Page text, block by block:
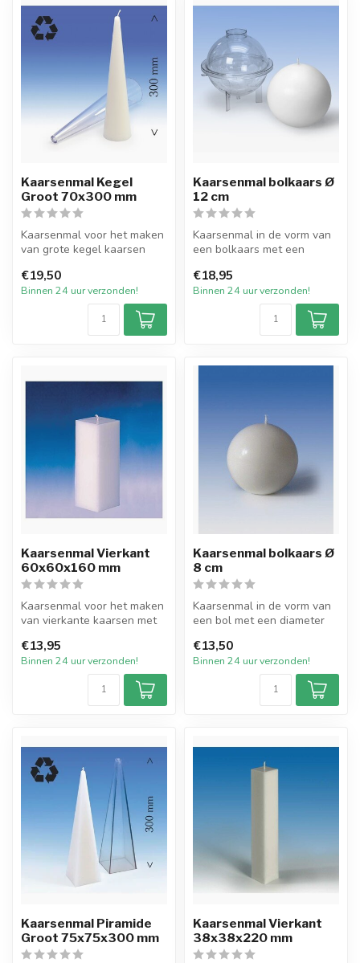
Kaarsenmal Kegel
Groot 70x300 mm
Kaarsenmal voor het maken
van grote kegel kaarsen
mm bij...
€19,50
Binnen 24 uur verzonden!
Kaarsenmal bolkaars Ø
12 cm
Kaarsenmal in de vorm van
een bolkaars met een
Hiermee maakt...
€18,95
Binnen 24 uur verzonden!
Kaarsenmal Vierkant
60x60x160 mm
Kaarsenmal voor het maken
van vierkante kaarsen met
1...
€13,95
Binnen 24 uur verzonden!
Kaarsenmal bolkaars Ø
8 cm
Kaarsenmal in de vorm van
een bol met een diameter
gemakk...
€13,50
Binnen 24 uur verzonden!
Kaarsenmal Piramide
Groot 75x75x300 mm
Kaarsenmal Vierkant
38x38x220 mm